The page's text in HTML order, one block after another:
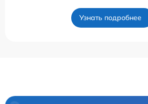
Узнать подробнее